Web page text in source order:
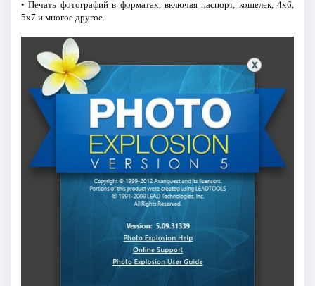
• Печать фотографий в форматах, включая паспорт, кошелек, 4x6,
5x7 и многое другое.